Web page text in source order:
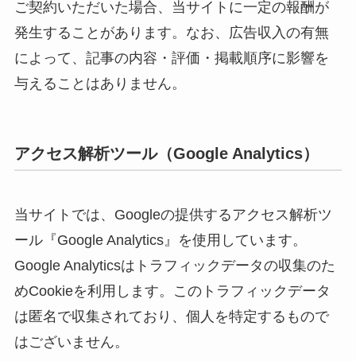
ご契約いただいた場合、当サイトに一定の報酬が
発生することがあります。なお、広告収入の有無
によって、記事の内容・評価・掲載順序に影響を
与えることはありません。
アクセス解析ツール（Google Analytics）
当サイトでは、Googleの提供するアクセス解析ツ
ール『Google Analytics』を使用しています。
Google Analyticsはトラフィックデータの収集のた
めCookieを利用します。このトラフィックデータ
は匿名で収集されており、個人を特定するもので
はございません。